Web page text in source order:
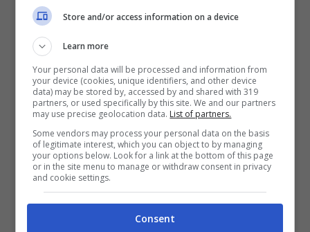
Selena Gomez feat. Gucci Mane
nel nuovo singolo Fetish: audio
e traduzione del testo + video
13 Luglio 2017
Store and/or access information on a device
Learn more
Your personal data will be processed and information from
your device (cookies, unique identifiers, and other device
data) may be stored by, accessed by and shared with 319
partners, or used specifically by this site. We and our partners
may use precise geolocation data. List of partners.
Some vendors may process your personal data on the basis
of legitimate interest, which you can object to by managing
your options below. Look for a link at the bottom of this page
or in the site menu to manage or withdraw consent in privacy
and cookie settings.
Consent